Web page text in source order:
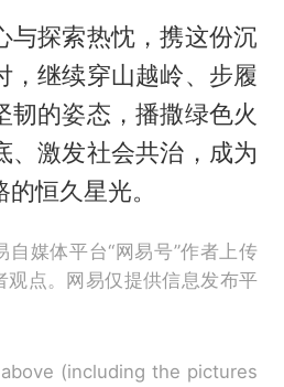
与探索热忱，携这份沉
，继续穿山越岭、步履
韧的姿态，播撒绿色火
、激发社会共治，成为
恒久星光。
媒体平台“网易号”作者上传
观点。网易仅提供信息发布平
(including the pictures